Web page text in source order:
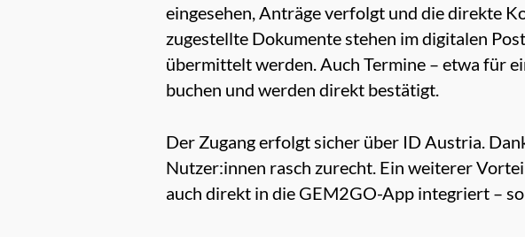
eingesehen, Anträge verfolgt und die direkte
zugestellte Dokumente stehen im digitalen
übermittelt werden. Auch Termine – etwa für
buchen und werden direkt bestätigt.
Der Zugang erfolgt sicher über ID Austria.
Nutzer:innen rasch zurecht. Ein weiterer
auch direkt in die GEM2GO-App integriert –